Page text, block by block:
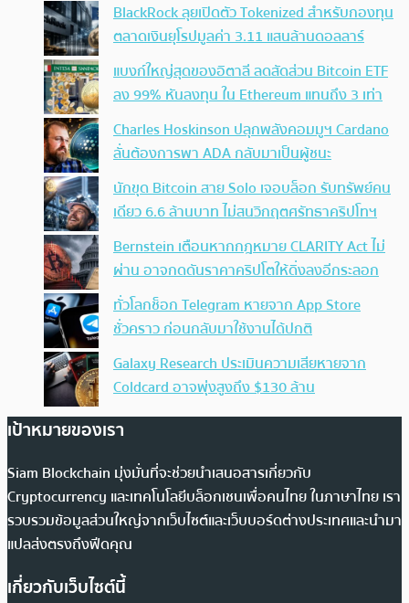
BlackRock ลุยเปิดตัว Tokenized สำหรับกองทุน
ตลาดเงินยุโรปมูลค่า 3.11 แสนล้านดอลลาร์
แบงก์ใหญ่สุดของอิตาลี ลดสัดส่วน Bitcoin ETF
ลง 99% หันลงทุน ใน Ethereum แทนถึง 3 เท่า
Charles Hoskinson ปลุกพลังคอมมูฯ Cardano
ลั่นต้องการพา ADA กลับมาเป็นผู้ชนะ
นักขุด Bitcoin สาย Solo เจอบล็อก รับทรัพย์คน
เดียว 6.6 ล้านบาท ไม่สนวิกฤตศรัทธาคริปโทฯ
Bernstein เตือนหากกฎหมาย CLARITY Act ไม่
ผ่าน อาจกดดันราคาคริปโตให้ดิ่งลงอีกระลอก
ทั่วโลกช็อก Telegram หายจาก App Store
ชั่วคราว ก่อนกลับมาใช้งานได้ปกติ
Galaxy Research ประเมินความเสียหายจาก
Coldcard อาจพุ่งสูงถึง $130 ล้าน
เป้าหมายของเรา
Siam Blockchain มุ่งมั่นที่จะช่วยนำเสนอสารเกี่ยวกับ
Cryptocurrency และเทคโนโลยีบล็อกเชนเพื่อคนไทย ในภาษาไทย เรา
รวบรวมข้อมูลส่วนใหญ่จากเว็บไซต์และเว็บบอร์ดต่างประเทศและนำมา
แปลส่งตรงถึงฟีดคุณ
เกี่ยวกับเว็บไซต์นี้